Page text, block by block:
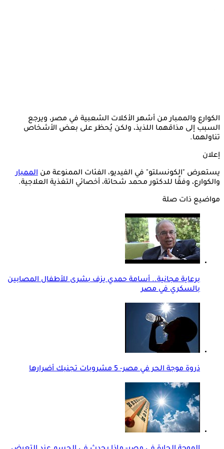
الكوارع والممبار من أشهر الأكلات الشعبية في مصر، ويرجع
السبب إلى مذاقهما اللذيذ، ولكن يُحظر على بعض الأشخاص
تناولهما.
إعلان
يستعرض "الكونسلتو" في الفيديو، الفئات الممنوعة من الممبار
والكوارع، وفقًا للدكتور محمد شحاتة، أخصائي التغذية العلاجية.
مواضيع ذات صلة
برعاية مجانية.. أسامة حمدي يزف بشرى للأطفال المصابين
بالسكري في مصر
ذروة موجة الحر في مصر- 5 مشروبات تجنبك أضرارها